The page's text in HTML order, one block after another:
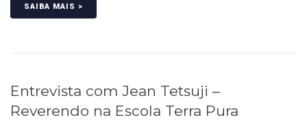
SAIBA MAIS >
Entrevista com Jean Tetsuji –
Reverendo na Escola Terra Pura